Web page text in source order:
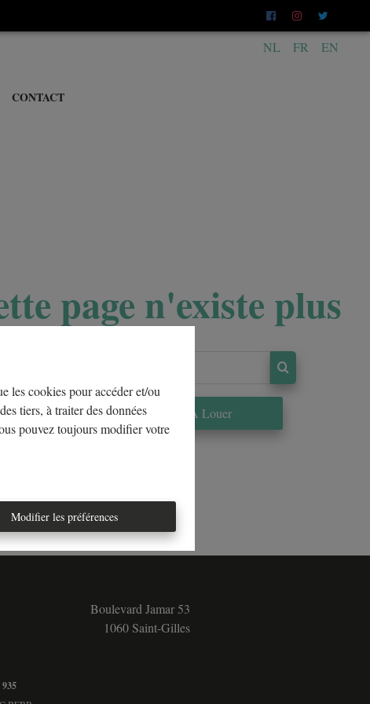
les cookies pour accéder et/ou
tiers, à traiter des données
pouvez toujours modifier votre
Modifier les préférences
CONTACT
NL FR EN
page n'existe plus
À Louer
Boulevard Jamar 53
1060 Saint-Gilles